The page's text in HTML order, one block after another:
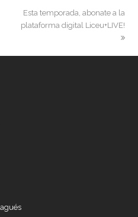
next
post:
Esta temporada, abonate a la
plataforma digital Liceu+LIVE!